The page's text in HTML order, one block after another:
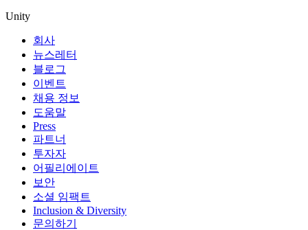
Unity
회사
뉴스레터
블로그
이벤트
채용 정보
도움말
Press
파트너
투자자
어필리에이트
보안
소셜 임팩트
Inclusion & Diversity
문의하기